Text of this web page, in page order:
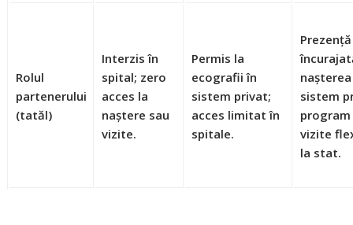
Rolul
partenerului
(tatăl)
Interzis în
spital; zero
acces la
naștere sau
vizite.
Permis la
ecografii în
sistem privat;
acces limitat în
spitale.
Prezență
sistem
program
vizite
la stat.